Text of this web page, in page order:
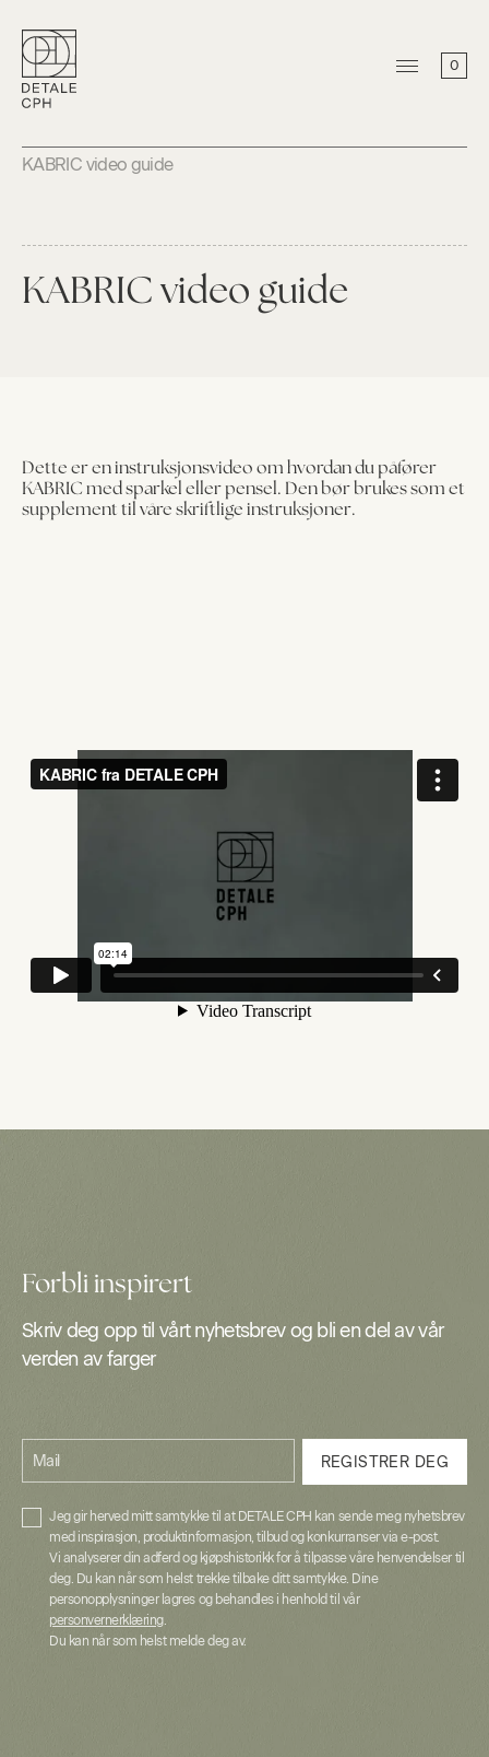
0
KABRIC video guide
KABRIC video guide
Dette er en instruksjonsvideo om hvordan du påfører
KABRIC med sparkel eller pensel. Den bør brukes som et
supplement til våre skriftlige instruksjoner.
Forbli inspirert
Skriv deg opp til vårt nyhetsbrev og bli en del av vår
verden av farger
Mail REGISTRER DEG
Jeg gir herved mitt samtykke til at DETALE CPH kan sende meg nyhetsbrev
med inspirasjon, produktinformasjon, tilbud og konkurranser via e-post.
Vi analyserer din adferd og kjøpshistorikk for å tilpasse våre henvendelser til
deg. Du kan når som helst trekke tilbake ditt samtykke. Dine
personopplysninger lagres og behandles i henhold til vår
personvernerklæring.
Du kan når som helst melde deg av.